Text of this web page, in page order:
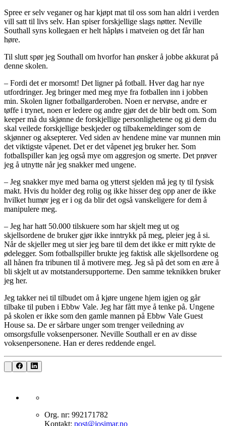
Spree er selv veganer og har kjøpt mat til oss som han aldri i verden
vill satt til livs selv. Han spiser forskjellige slags nøtter. Neville
Southall syns kollegaen er helt håpløs i matveien og det får han
høre.
Til slutt spør jeg Southall om hvorfor han ønsker å jobbe akkurat på
denne skolen.
– Fordi det er morsomt! Det ligner på fotball. Hver dag har nye
utfordringer. Jeg bringer med meg mye fra fotballen inn i jobben
min. Skolen ligner fotballgarderoben. Noen er nervøse, andre er
tøffe i trynet, noen er ledere og andre gjør det de blir bedt om. Som
keeper må du skjønne de forskjellige personlighetene og gi dem du
skal veilede forskjellige beskjeder og tilbakemeldinger som de
skjønner og aksepterer. Ved siden av hendene mine var munnen min
det viktigste våpenet. Det er det våpenet jeg bruker her. Som
fotballspiller kan jeg også mye om aggresjon og smerte. Det prøver
jeg å utnytte når jeg snakker med ungene.
– Jeg snakker mye med barna og ytterst sjelden må jeg ty til fysisk
makt. Hvis du holder deg rolig og ikke hisser deg opp aner de ikke
hvilket humør jeg er i og da blir det også vanskeligere for dem å
manipulere meg.
– Jeg har hatt 50.000 tilskuere som har skjelt meg ut og
skjellsordene de bruker gjør ikke inntrykk på meg, pleier jeg å si.
Når de skjeller meg ut sier jeg bare til dem det ikke er mitt rykte de
ødelegger. Som fotballspiller brukte jeg faktisk alle skjellsordene og
all hånen fra tribunen til å motivere meg. Jeg så på det som en ære å
bli skjelt ut av motstandersupporterne. Den samme teknikken bruker
jeg her.
Jeg takker nei til tilbudet om å kjøre ungene hjem igjen og går
tilbake til puben i Ebbw Vale. Jeg har fått mye å tenke på. Ungene
på skolen er ikke som den gamle mannen på Ebbw Vale Guest
House sa. De er sårbare unger som trenger veiledning av
omsorgsfulle voksenpersoner. Neville Southall er en av disse
voksenpersonene. Han er deres reddende engel.
Org. nr: 992171782
Kontakt: post@josimar.no